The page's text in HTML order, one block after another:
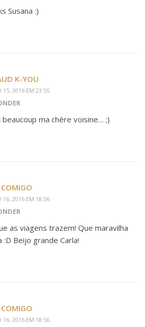
Susana :)
K-YOU
15, 2016 EM 23:55
beaucoup ma chère voisine… ;)
COMIGO
16, 2016 EM 18:56
as viagens trazem! Que maravilha
:D Beijo grande Carla!
COMIGO
16, 2016 EM 18:56